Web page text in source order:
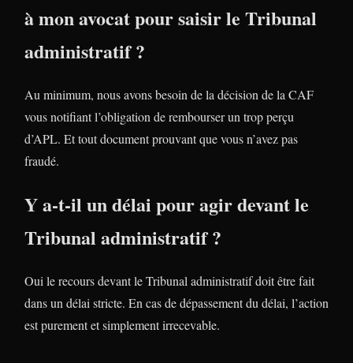
à mon avocat pour saisir le Tribunal
administratif ?
Au minimum, nous avons besoin de la décision de la CAF
vous notifiant l’obligation de rembourser un trop perçu
d’APL. Et tout document prouvant que vous n’avez pas
fraudé.
Y a-t-il un délai pour agir devant le
Tribunal administratif ?
Oui le recours devant le Tribunal administratif doit être fait
dans un délai stricte. En cas de dépassement du délai, l’action
est purement et simplement irrecevable.